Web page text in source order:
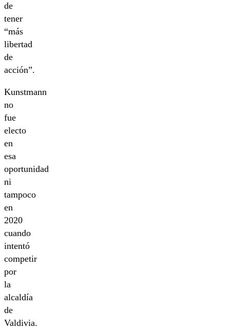
de
tener
“más
libertad
de
acción”.
Kunstmann
no
fue
electo
en
esa
oportunidad
ni
tampoco
en
2020
cuando
intentó
competir
por
la
alcaldía
de
Valdivia.